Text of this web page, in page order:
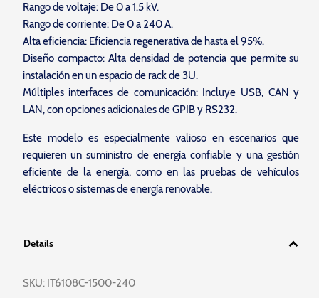
Rango de voltaje: De 0 a 1.5 kV.
Rango de corriente: De 0 a 240 A.
Alta eficiencia: Eficiencia regenerativa de hasta el 95%.
Diseño compacto: Alta densidad de potencia que permite su
instalación en un espacio de rack de 3U.
Múltiples interfaces de comunicación: Incluye USB, CAN y
LAN, con opciones adicionales de GPIB y RS232.
Este modelo es especialmente valioso en escenarios que
requieren un suministro de energía confiable y una gestión
eficiente de la energía, como en las pruebas de vehículos
eléctricos o sistemas de energía renovable.
Details
SKU: IT6108C-1500-240